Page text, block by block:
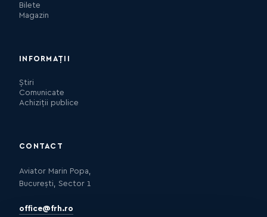
Bilete
Magazin
INFORMAȚII
Știri
Comunicate
Achiziții publice
CONTACT
Aviator Marin Popa,
București, Sector 1
office@frh.ro